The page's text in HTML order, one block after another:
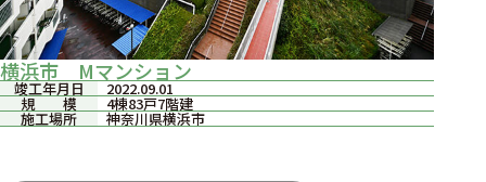
横浜市 Mマンション
竣工年月日 2022.09.01
規 模 4棟83戸7階建
施工場所 神奈川県横浜市